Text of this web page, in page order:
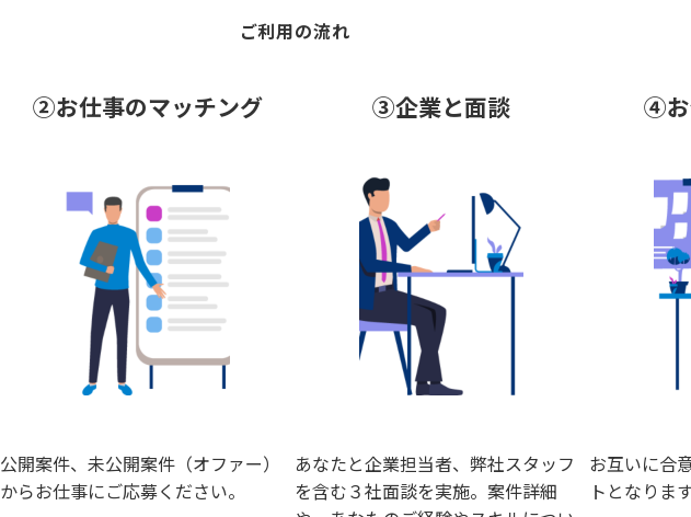
ご利用の流れ
②お仕事のマッチング
公開案件、未公開案件（オファー）
からお仕事にご応募ください。
③企業と面談
あなたと企業担当者、弊社スタッフ
を含む３社面談を実施。案件詳細
④お
お互いに合
トとなります